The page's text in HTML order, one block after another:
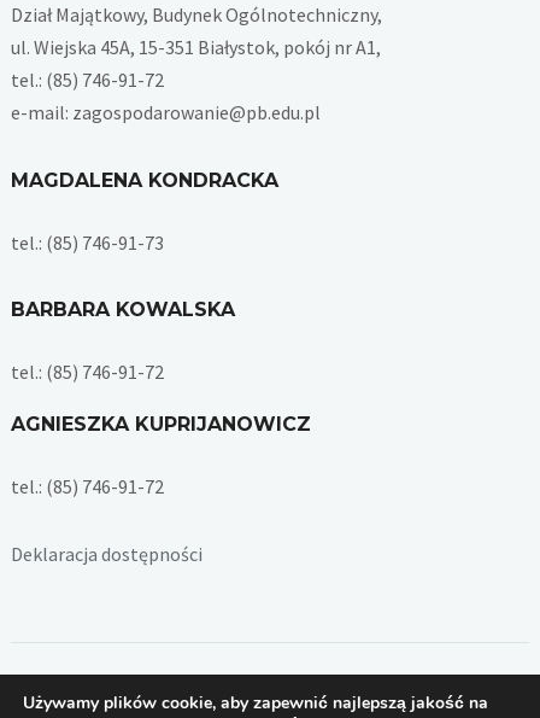
Dział Majątkowy, Budynek Ogólnotechniczny,
ul. Wiejska 45A, 15-351 Białystok, pokój nr A1,
tel.: (85) 746-91-72
e-mail: zagospodarowanie@pb.edu.pl
MAGDALENA KONDRACKA
tel.: (85) 746-91-73
BARBARA KOWALSKA
tel.: (85) 746-91-72
AGNIESZKA KUPRIJANOWICZ
tel.: (85) 746-91-72
Deklaracja dostępności
Copyright © 2026 — Dział Majątkowy Politechniki Białostockiej
Używamy plików cookie, aby zapewnić najlepszą jakość na